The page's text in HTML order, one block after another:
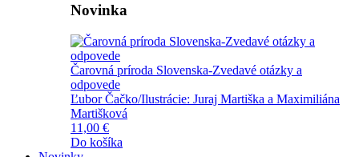
Novinka
Čarovná príroda Slovenska-Zvedavé otázky a
odpovede
Ľubor Čačko/Ilustrácie: Juraj Martiška a Maximiliána
Martišková
11,00 €
Do košíka